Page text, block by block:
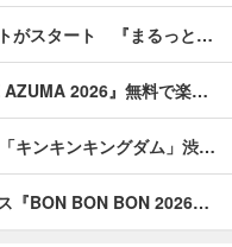
がスタート 『まるっと…
AZUMA 2026』無料で楽…
キンキンキングダム」渋…
『BON BON BON 2026…